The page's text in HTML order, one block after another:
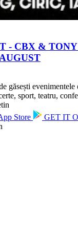
- CBX & TONY
găsești evenimentele
sport, teatru,
Store GET IT